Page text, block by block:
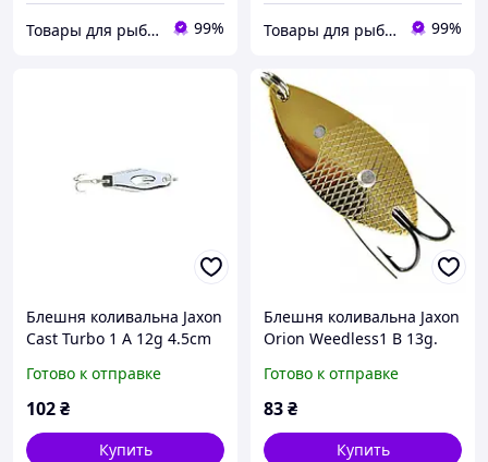
Товары для рыбалки. ЧП Рыбальченко 99% Товары для рыбалки. ЧП Рыбальченко 99%
Блешня коливальна Jaxon
Cast Turbo 1 A 12g 4.5cm
Готово к отправке
102₴
Купить
Блешня коливальна Jaxon
Orion Weedless1 B 13g.
Готово к отправке
83₴
Купить